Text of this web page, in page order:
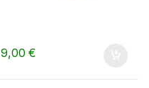
9,00€